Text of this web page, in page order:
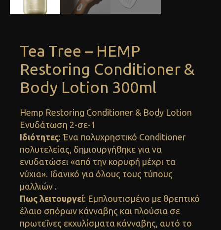
Tea Tree – HEMP
Restoring Conditioner &
Body Lotion 300ml
Hemp Restoring Conditioner & Body Lotion
Ενυδάτωση 2-σε-1
Ιδιότητες: Ένα πολυχρηστικό Conditioner
πολυτελείας, δημιουργήθηκε για να
ενυδατώσει «από την κορυφή μέχρι τα
νύχια». Ιδανικό για όλους τους τύπους
μαλλιών .
Πως λειτουργεί: Εμπλουτισμένο με θρεπτικό
έλαιο σπόρων κάνναβης και πλούσια σε
πρωτεΐνες εκχυλίσματα κάνναβης, αυτό το